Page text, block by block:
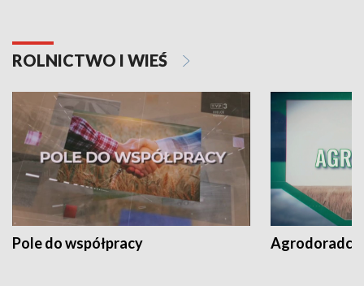
ROLNICTWO I WIEŚ
Pole do współpracy Agrodoradcy